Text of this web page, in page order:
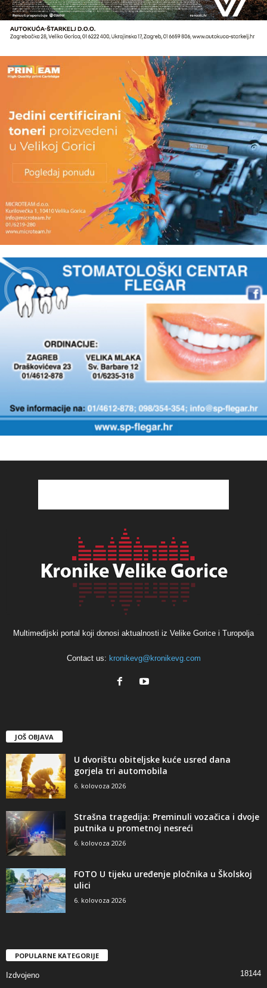
Multimedijski portal koji donosi aktualnosti iz Velike Gorice i Turopolja
Contact us: kronikevg@kronikevg.com
JOŠ OBJAVA
U dvorištu obiteljske kuće usred dana
gorjela tri automobila
6. kolovoza 2026
Strašna tragedija: Preminuli vozačica i dvoje
putnika u prometnoj nesreći
6. kolovoza 2026
FOTO U tijeku uređenje pločnika u Školskoj
ulici
6. kolovoza 2026
POPULARNE KATEGORIJE
Izdvojeno
18144